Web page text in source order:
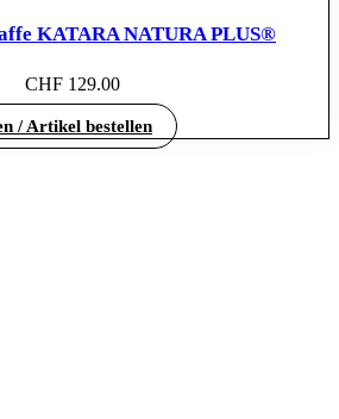
KATARA NATURA PLUS®
CHF 129.00
/ Artikel bestellen